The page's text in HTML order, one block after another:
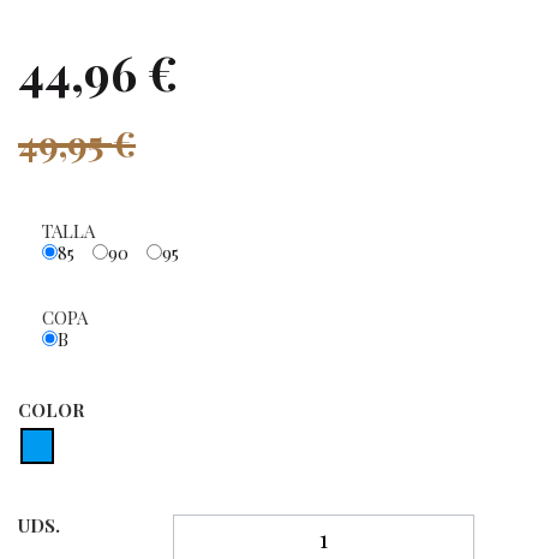
44,96 €
49,95 €
TALLA
85
90 95
COPA
B
COLOR
UDS.